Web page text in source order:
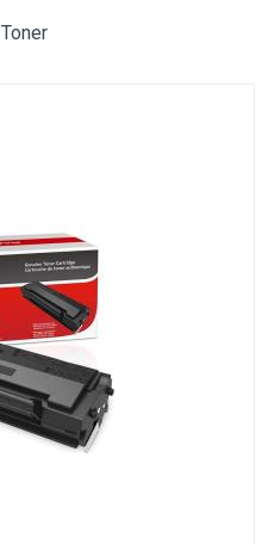
Toner